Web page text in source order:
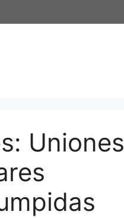
Uniones